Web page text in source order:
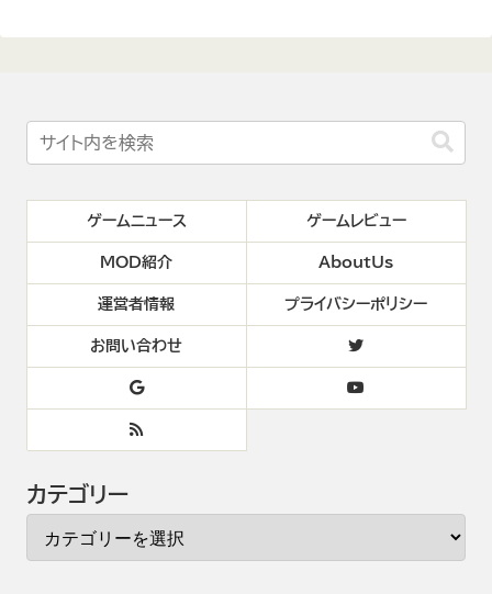
ゲームニュース ゲームレビュー
MOD紹介 AboutUs
運営者情報 プライバシーポリシー
お問い合わせ
カテゴリー